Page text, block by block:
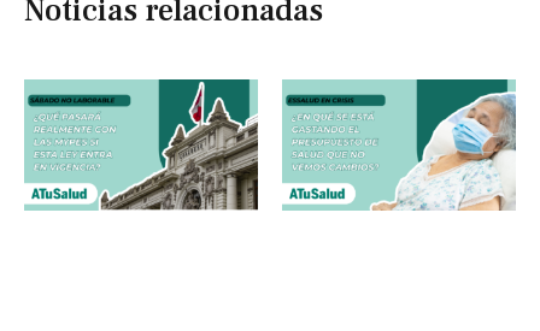
Noticias relacionadas